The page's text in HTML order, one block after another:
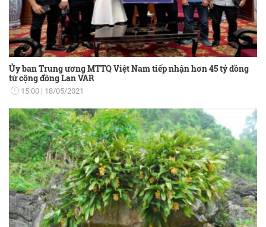
Ủy ban Trung ương MTTQ Việt Nam tiếp nhận hơn 45 tỷ đồng
từ cộng đồng Lan VAR
15:00 18/05/2021